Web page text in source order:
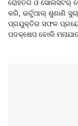
ରୋହତଗି ଓ ସୋଲିସିଟର୍
କରି, ଭର୍ଚୁଆଲ୍ ଶୁଣାଣି
ପ୍ରଯୁକ୍ତିର ସଫଳ
ପଦକ୍ଷେପ ବୋଲି